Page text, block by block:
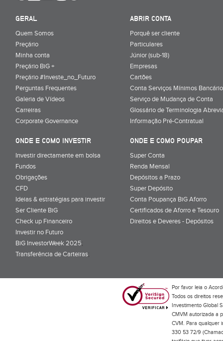
GERAL
Quem Somos
Preçário
Minha conta
Preçário BiG +
Preçário #Investe_no_Futuro
Perguntas Frequentes
Galeria de Vídeos
Carreiras
Corporate Governance
ABRIR CONTA
Porquê ser cliente
Particulares
Júnior (sub-18)
Empresas
Cartões
Conta Serviços Mínimos
Serviço de Mudança de Conta
Glossário de Terminologia
Informação Pré-Contratual
ONDE E COMO INVESTIR
Investir directamente em bolsa
Fundos
Obrigações
CFD
Ideias & estratégias para investir
Ser Cliente BiG
Check up Financeiro
Investir no Futuro
BiG InvestorWeek 2025;
Transferência de Carteiras;
ONDE E COMO POUPAR
Super Conta
Renda Mensal
Depósitos a Prazo
Super Depósito
Conta Poupança BiG Aforro
Certificados de Aforro e Tesouro
Direitos e Deveres - Depósitos
Por favor leia o
Todos os direitos
Investimento Global
CMVM autorizada a
CVM. Para qualquer
330 53 72/9